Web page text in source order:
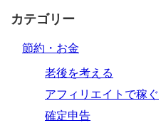
カテゴリー
節約・お金
老後を考える
アフィリエイトで稼ぐ
確定申告